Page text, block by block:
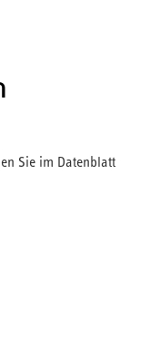
Sie im Datenblatt